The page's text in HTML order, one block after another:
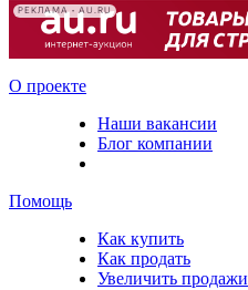
РЕКЛАМА • AU.RU
О проекте
Наши вакансии
Блог компании
Помощь
Как купить
Как продать
Увеличить продажи